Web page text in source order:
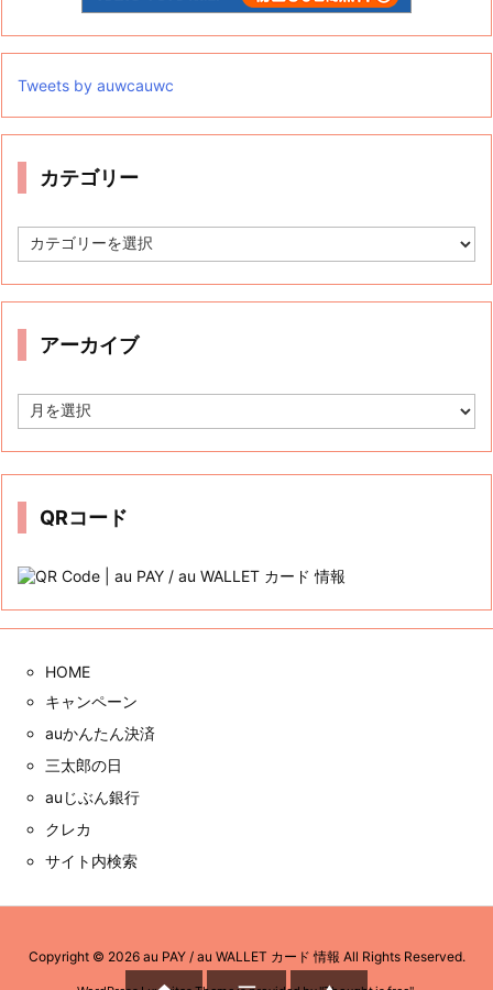
Tweets by auwcauwc
カテゴリー
テ
リ
アーカイブ
ー
QRコード
HOME
キャンペーン
auかんたん決済
三太郎の日
auじぶん銀行
クレカ
サイト内検索
Copyright © 2026 au PAY / au WALLET カード 情報 All Rights Reserved.